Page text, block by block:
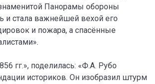
Панорамы обороны
и стала важнейшей вехой его
и пожара, а спасённые
гг.», поделилась: «Ф.А. Рубо
историков. Он изобразил штурм